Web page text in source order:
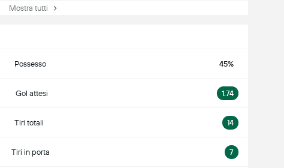
Mostra tutti
Possesso 45%
Gol attesi 1.74
Tiri totali 14
Tiri in porta 7